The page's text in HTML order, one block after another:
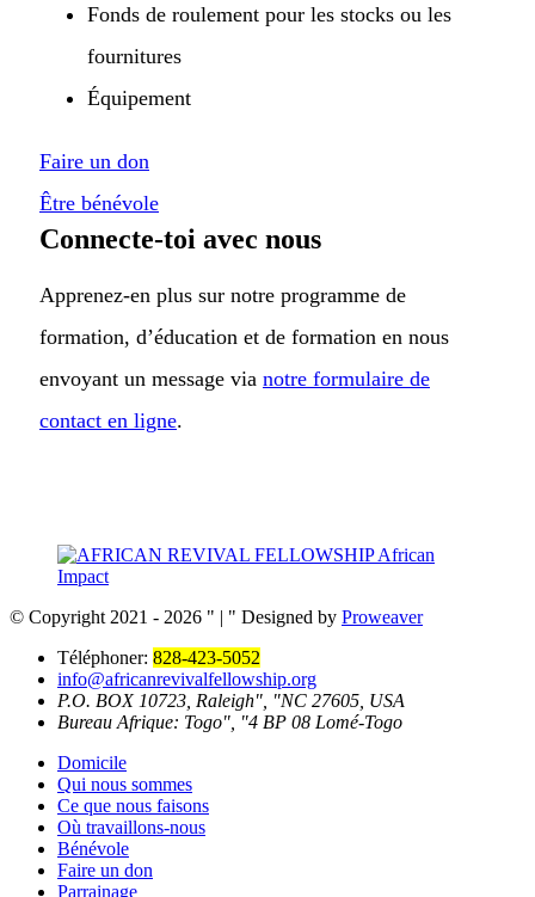
Fonds de roulement pour les stocks ou les
fournitures
Équipement
Faire un don
Être bénévole
Connecte-toi avec nous
Apprenez-en plus sur notre programme de
formation, d’éducation et de formation en nous
envoyant un message via notre formulaire de
contact en ligne.
© Copyright 2021 - 2026 | Designed by Proweaver
Téléphoner: 828-423-5052
info@africanrevivalfellowship.org
P.O. BOX 10723, Raleigh
NC 27605, USA
Bureau Afrique: Togo
4 BP 08 Lomé-Togo
Domicile
Qui nous sommes
Ce que nous faisons
Où travaillons-nous
Bénévole
Faire un don
Parrainage